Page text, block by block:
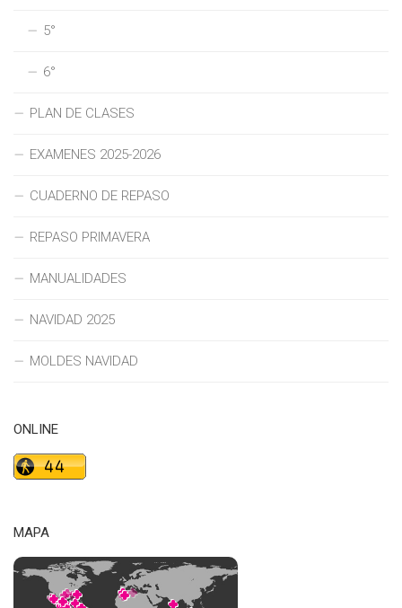
5°
6°
PLAN DE CLASES
EXAMENES 2025-2026
CUADERNO DE REPASO
REPASO PRIMAVERA
MANUALIDADES
NAVIDAD 2025
MOLDES NAVIDAD
ONLINE
MAPA